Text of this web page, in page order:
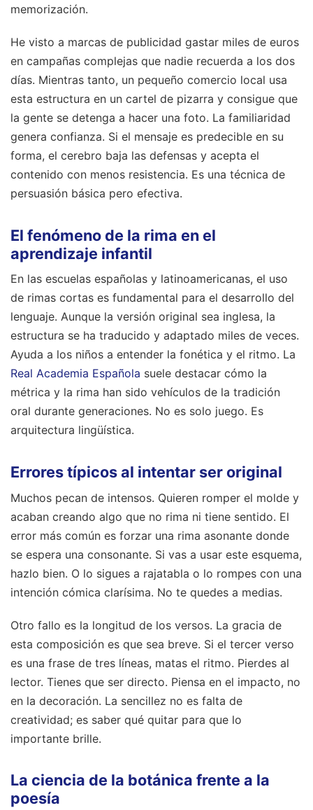
memorización.
He visto a marcas de publicidad gastar miles de euros
en campañas complejas que nadie recuerda a los dos
días. Mientras tanto, un pequeño comercio local usa
esta estructura en un cartel de pizarra y consigue que
la gente se detenga a hacer una foto. La familiaridad
genera confianza. Si el mensaje es predecible en su
forma, el cerebro baja las defensas y acepta el
contenido con menos resistencia. Es una técnica de
persuasión básica pero efectiva.
El fenómeno de la rima en el
aprendizaje infantil
En las escuelas españolas y latinoamericanas, el uso
de rimas cortas es fundamental para el desarrollo del
lenguaje. Aunque la versión original sea inglesa, la
estructura se ha traducido y adaptado miles de veces.
Ayuda a los niños a entender la fonética y el ritmo. La
Real Academia Española suele destacar cómo la
métrica y la rima han sido vehículos de la tradición
oral durante generaciones. No es solo juego. Es
arquitectura lingüística.
Errores típicos al intentar ser original
Muchos pecan de intensos. Quieren romper el molde y
acaban creando algo que no rima ni tiene sentido. El
error más común es forzar una rima asonante donde
se espera una consonante. Si vas a usar este esquema,
hazlo bien. O lo sigues a rajatabla o lo rompes con una
intención cómica clarísima. No te quedes a medias.
Otro fallo es la longitud de los versos. La gracia de
esta composición es que sea breve. Si el tercer verso
es una frase de tres líneas, matas el ritmo. Pierdes al
lector. Tienes que ser directo. Piensa en el impacto, no
en la decoración. La sencillez no es falta de
creatividad; es saber qué quitar para que lo
importante brille.
La ciencia de la botánica frente a la
poesía